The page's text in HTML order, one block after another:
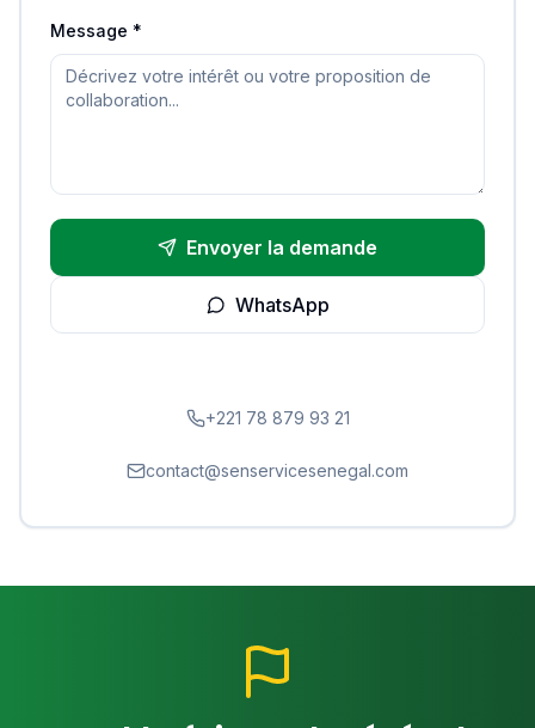
Message *
Envoyer la demande
WhatsApp
+221 78 879 93 21
contact@senservicesenegal.com